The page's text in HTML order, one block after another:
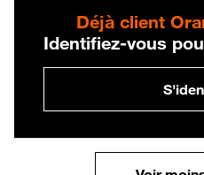
Déjà client
Identifiez-vous